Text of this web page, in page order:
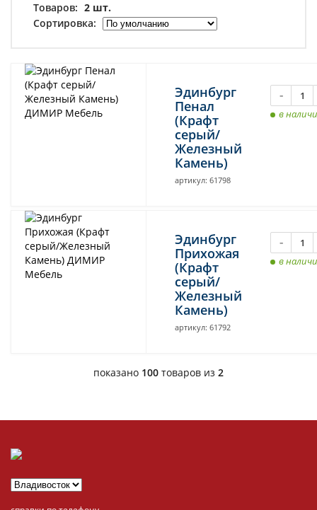
Товаров: 2 шт.
Сортировка:
Эдинбург
Пенал
(Крафт
серый/
Железный
Камень)
артикул: 61798
-
в
Эдинбург
Прихожая
(Крафт
серый/
Железный
Камень)
артикул: 61792
-
в
показано 100 товаров из 2